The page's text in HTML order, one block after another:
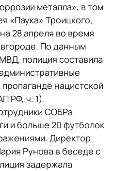
металла», в том
«Паука» Троицкого,
28 апреля во время
По данным
полиция составила
нацистской
РФ, ч. 1).
СОБРа
и больше 20 футболок
Директор
Рунова в беседе с
задержала